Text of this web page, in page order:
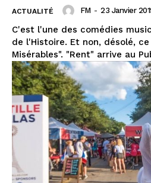
ACTUALITÉ FM - 23 Janvier
C'est l'une des comédies
de l'Histoire. Et non, désolé,
Misérables". "Rent" arrive au